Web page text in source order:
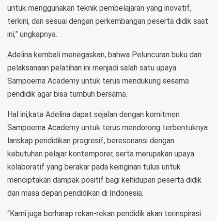
untuk menggunakan teknik pembelajaran yang inovatif,
terkini, dan sesuai dengan perkembangan peserta didik saat
ini,” ungkapnya.
Adelina kembali menegaskan, bahwa Peluncuran buku dan
pelaksanaan pelatihan ini menjadi salah satu upaya
Sampoerna Academy untuk terus mendukung sesama
pendidik agar bisa tumbuh bersama.
Hal ini,kata Adelina dapat sejalan dengan komitmen
Sampoerna Academy untuk terus mendorong terbentuknya
lanskap pendidikan progresif, beresonansi dengan
kebutuhan pelajar kontemporer, serta merupakan upaya
kolaboratif yang berakar pada keinginan tulus untuk
menciptakan dampak positif bagi kehidupan peserta didik
dan masa depan pendidikan di Indonesia.
“Kami juga berharap rekan-rekan pendidik akan terinspirasi